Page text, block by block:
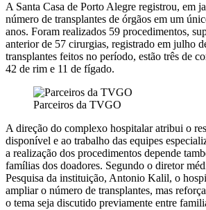
A Santa Casa de Porto Alegre registrou, em
número de transplantes de órgãos em um
anos. Foram realizados 59 procedimentos,
anterior de 57 cirurgias, registrado em julho
transplantes feitos no período, estão três de
42 de rim e 11 de fígado.
Parceiros da TVGO
A direção do complexo hospitalar atribui o
disponível e ao trabalho das equipes
a realização dos procedimentos depende
famílias dos doadores. Segundo o diretor
Pesquisa da instituição, Antonio Kalil, o
ampliar o número de transplantes, mas
o tema seja discutido previamente entre